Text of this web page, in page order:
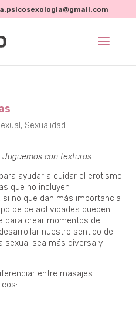
, Sexualidad
Juguemos con texturas
ayudar a cuidar el erotismo
que no incluyen
no que dan más importancia
de de actividades pueden
para crear momentos de
nuestro sentido del
sexual sea más diversa y
entre masajes